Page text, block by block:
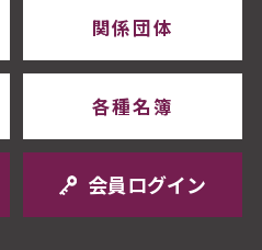
関係団体
各種名簿
会員ログイン